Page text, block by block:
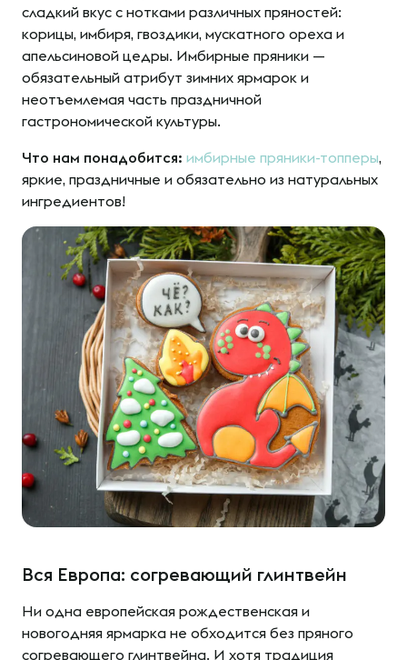
сладкий вкус с нотками различных пряностей:
корицы, имбиря, гвоздики, мускатного ореха и
апельсиновой цедры. Имбирные пряники —
обязательный атрибут зимних ярмарок и
неотъемлемая часть праздничной
гастрономической культуры.
Что нам понадобится: имбирные пряники-топперы,
яркие, праздничные и обязательно из натуральных
ингредиентов!
Вся Европа: согревающий глинтвейн
Ни одна европейская рождественская и
новогодняя ярмарка не обходится без пряного
согревающего глинтвейна. И хотя традиция